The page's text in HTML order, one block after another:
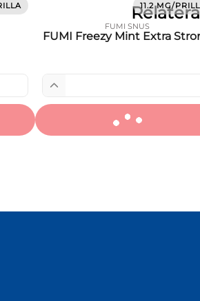
11.2 MG/
FUMI SNUS
FUMI Freezy Mint Extra